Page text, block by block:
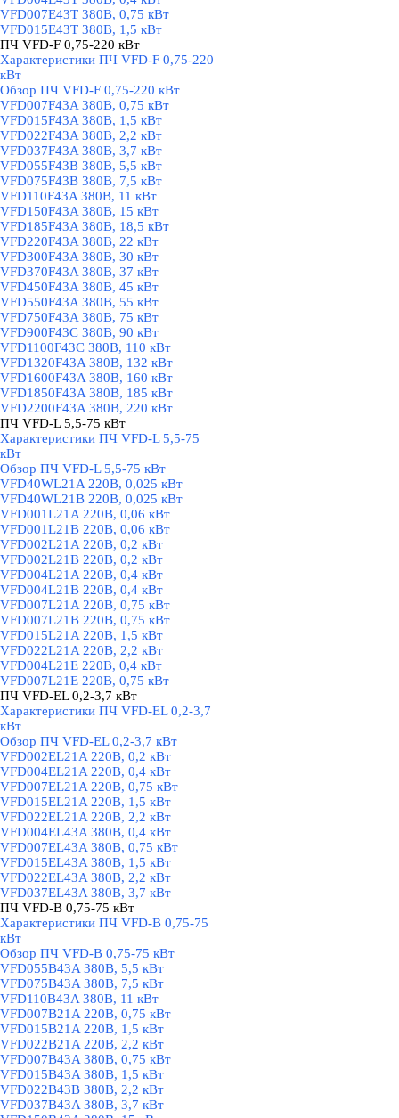
VFD007E43T 380В, 0,75 кВт
VFD015E43T 380В, 1,5 кВт
ПЧ VFD-F 0,75-220 кВт
Характеристики ПЧ VFD-F 0,75-220
кВт
Обзор ПЧ VFD-F 0,75-220 кВт
VFD007F43A 380В, 0,75 кВт
VFD015F43A 380В, 1,5 кВт
VFD022F43A 380В, 2,2 кВт
VFD037F43A 380В, 3,7 кВт
VFD055F43B 380В, 5,5 кВт
VFD075F43B 380В, 7,5 кВт
VFD110F43A 380В, 11 кВт
VFD150F43A 380В, 15 кВт
VFD185F43A 380В, 18,5 кВт
VFD220F43A 380В, 22 кВт
VFD300F43A 380В, 30 кВт
VFD370F43A 380В, 37 кВт
VFD450F43A 380В, 45 кВт
VFD550F43A 380В, 55 кВт
VFD750F43A 380В, 75 кВт
VFD900F43C 380В, 90 кВт
VFD1100F43C 380В, 110 кВт
VFD1320F43A 380В, 132 кВт
VFD1600F43A 380В, 160 кВт
VFD1850F43A 380В, 185 кВт
VFD2200F43A 380В, 220 кВт
ПЧ VFD-L 5,5-75 кВт
Характеристики ПЧ VFD-L 5,5-75
кВт
Обзор ПЧ VFD-L 5,5-75 кВт
VFD40WL21A 220В, 0,025 кВт
VFD40WL21B 220В, 0,025 кВт
VFD001L21A 220В, 0,06 кВт
VFD001L21B 220В, 0,06 кВт
VFD002L21A 220В, 0,2 кВт
VFD002L21B 220В, 0,2 кВт
VFD004L21A 220В, 0,4 кВт
VFD004L21B 220В, 0,4 кВт
VFD007L21A 220В, 0,75 кВт
VFD007L21B 220В, 0,75 кВт
VFD015L21A 220В, 1,5 кВт
VFD022L21A 220В, 2,2 кВт
VFD004L21E 220В, 0,4 кВт
VFD007L21E 220В, 0,75 кВт
ПЧ VFD-EL 0,2-3,7 кВт
Характеристики ПЧ VFD-EL 0,2-3,7
кВт
Обзор ПЧ VFD-EL 0,2-3,7 кВт
VFD002EL21A 220В, 0,2 кВт
VFD004EL21A 220В, 0,4 кВт
VFD007EL21A 220В, 0,75 кВт
VFD015EL21A 220В, 1,5 кВт
VFD022EL21A 220В, 2,2 кВт
VFD004EL43A 380В, 0,4 кВт
VFD007EL43A 380В, 0,75 кВт
VFD015EL43A 380В, 1,5 кВт
VFD022EL43A 380В, 2,2 кВт
VFD037EL43A 380В, 3,7 кВт
ПЧ VFD-B 0,75-75 кВт
Характеристики ПЧ VFD-B 0,75-75
кВт
Обзор ПЧ VFD-B 0,75-75 кВт
VFD055В43A 380В, 5,5 кВт
VFD075B43A 380В, 7,5 кВт
VFD110B43A 380В, 11 кВт
VFD007B21A 220В, 0,75 кВт
VFD015B21A 220В, 1,5 кВт
VFD022B21A 220В, 2,2 кВт
VFD007B43A 380В, 0,75 кВт
VFD015B43A 380В, 1,5 кВт
VFD022B43B 380В, 2,2 кВт
VFD037B43A 380В, 3,7 кВт